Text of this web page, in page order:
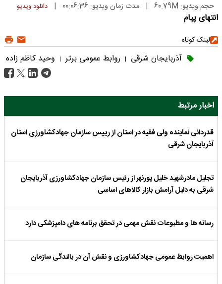
حجم ویدیو: 60.79M | مدت زمان ویدیو: 00:06:36 | دانلود ویدیو
انتهای پیام
لینک کوتاه
آذربایجان شرقی | روابط عمومی برتر | وحید کاظم زاده
اخبار مرتبط
قدردانی نماینده ولی فقیه در استان از رییس سازمان جهادکشاورزی استان
آذربایجان شرقی
تجلیل مادرشهید خلیل پورنهر از رئیس سازمان جهادکشاورزی آذربایجان
شرقی به دلیل آرامش بازار کالاهای اساسی
رسانه ها و مطبوعات نقش مهمی در تحقق برنامه های دامپزشکی دارد
اهمیت روابط عمومی جهادکشاورزی و نقش آن در بالندگی سازمان